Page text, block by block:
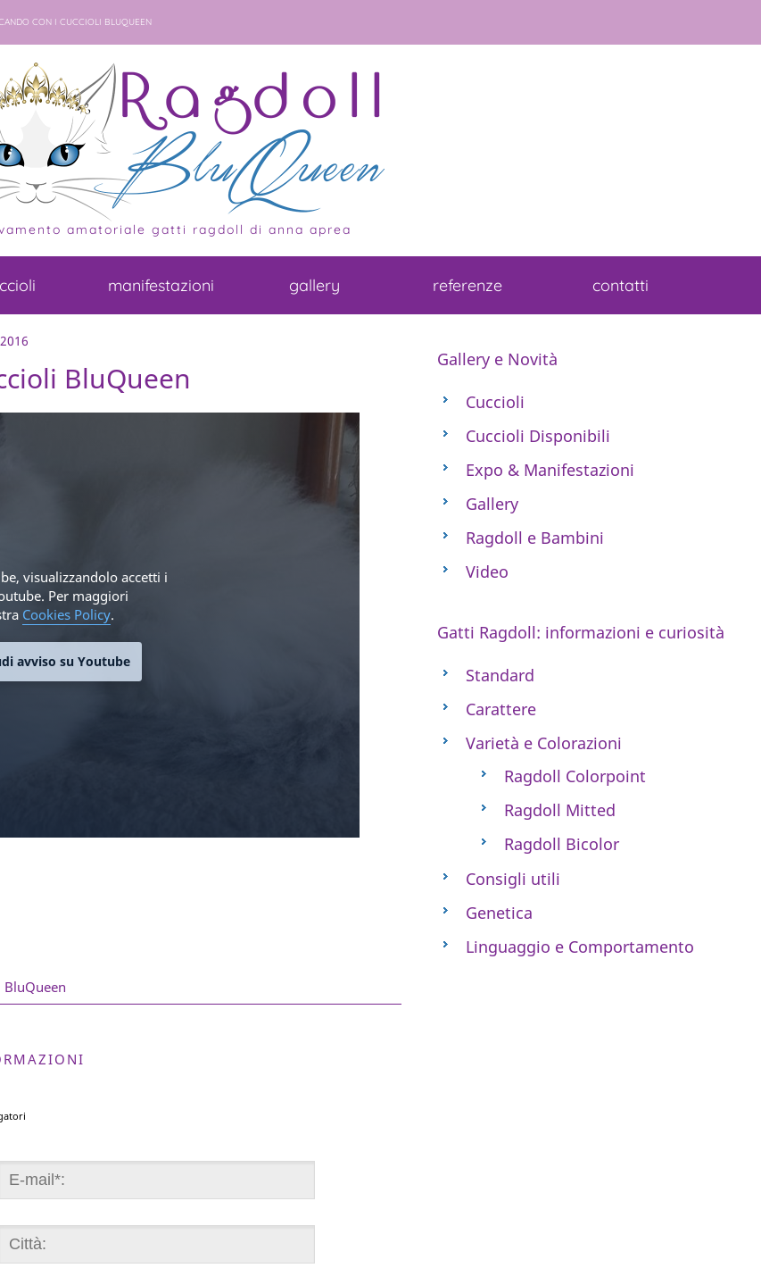
CON I CUCCIOLI BLUQUEEN
amatoriale gatti ragdoll di anna aprea
manifestazioni gallery referenze contatti
BluQueen
visualizzandolo accetti i
Per maggiori
Cookies Policy.
avviso su Youtube
BluQueen
Gallery e Novità
Cuccioli
Cuccioli Disponibili
Expo & Manifestazioni
Gallery
Ragdoll e Bambini
Video
Gatti Ragdoll: informazioni e curiosità
Standard
Carattere
Varietà e Colorazioni
Ragdoll Colorpoint
Ragdoll Mitted
Ragdoll Bicolor
Consigli utili
Genetica
Linguaggio e Comportamento